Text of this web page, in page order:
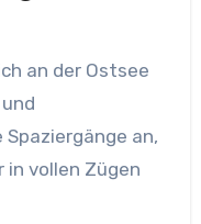
an der Ostsee
an,
in vollen Zügen